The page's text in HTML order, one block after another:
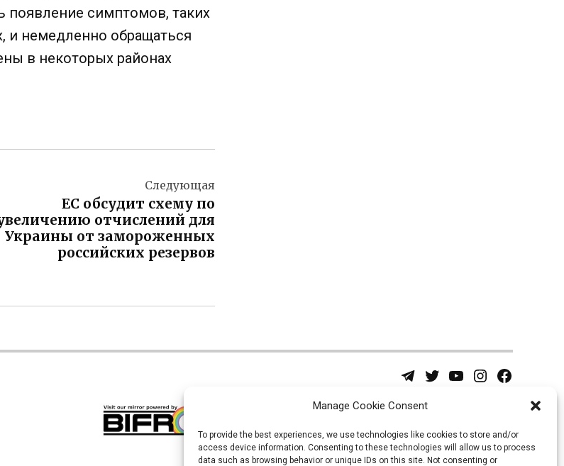
Manage Cookie Consent
To provide the best experiences, we use technologies like cookies to store and/or
access device information. Consenting to these technologies will allow us to process
data such as browsing behavior or unique IDs on this site. Not consenting or
симптомов, таких
и немедленно обращаться
в некоторых районах
Следующая
ЕС обсудит схему по
отчислений для
Украины от замороженных
российских резервов
Telegram
Twitter
Username
YouTubeInstagram
Facebook